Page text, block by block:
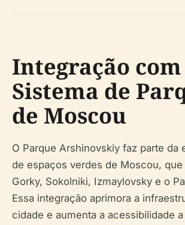
Integração com
Sistema de
de Moscou
O Parque Arshinovskiy faz parte da
de espaços verdes de Moscou,
Gorky, Sokolniki, Izmaylovsky e o
Essa integração aprimora a
cidade e aumenta a acessibilidade